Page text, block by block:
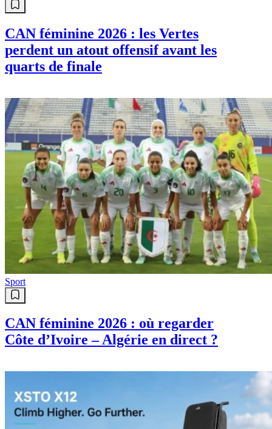
CAN féminine 2026 : les Vertes
perdent un atout offensif avant les
quarts de finale
Sport
CAN féminine 2026 : où regarder
Côte d’Ivoire – Algérie en direct ?